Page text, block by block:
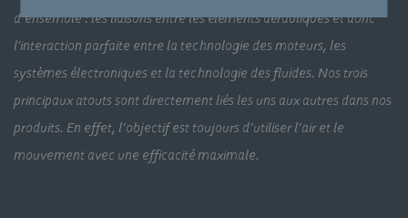
d’ensemble : les liaisons entre les éléments aérauliques et donc
l'interaction parfaite entre la technologie des moteurs, les
systèmes électroniques et la technologie des fluides. Nos trois
principaux atouts sont directement liés les uns aux autres dans nos
produits. En effet, l’objectif est toujours d’utiliser l’air et le
mouvement avec une efficacité maximale.